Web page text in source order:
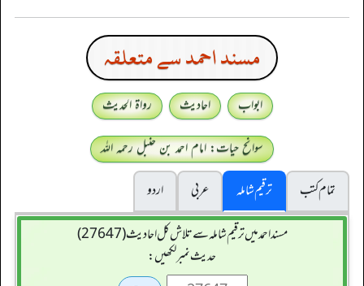
مسند احمد سے متعلقہ
ابواب احادیث
رواۃ الحدیث
سوانح حیات: امام احمد بن حنبل رحمہ اللہ
تمام کتب
ترقیم شاملہ عربی
اردو
مسند احمد میں ترقیم شاملہ سے تلاش کل احادیث (27647)
حدیث نمبر لکھیں: